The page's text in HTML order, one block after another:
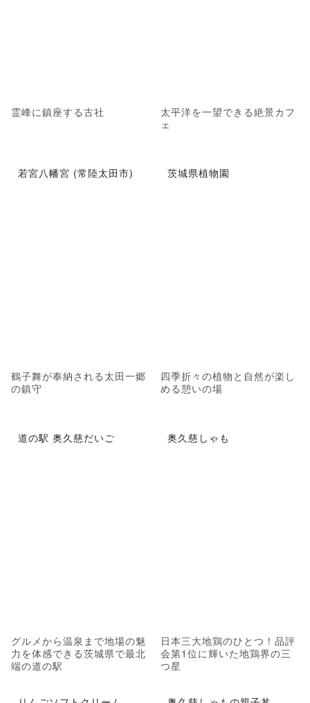
霊峰に鎮座する古社
太平洋を一望できる絶景カフ
ェ
若宮八幡宮 (常陸太田市)
鶴子舞が奉納される太田一郷
の鎮守
茨城県植物園
四季折々の植物と自然が楽し
める憩いの場
道の駅 奥久慈だいご
グルメから温泉まで地場の魅
力を体感できる茨城県で最北
端の道の駅
奥久慈しゃも
日本三大地鶏のひとつ！品評
会第1位に輝いた地鶏界の三
つ星